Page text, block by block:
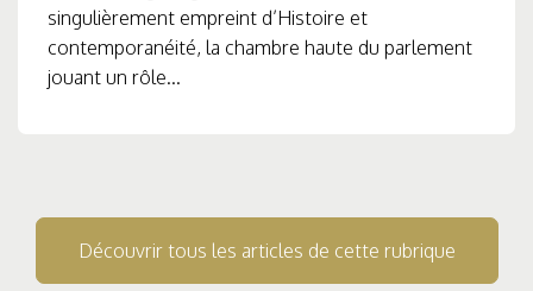
singulièrement empreint d’Histoire et
contemporanéité, la chambre haute du parlement
jouant un rôle...
Découvrir tous les articles de cette rubrique